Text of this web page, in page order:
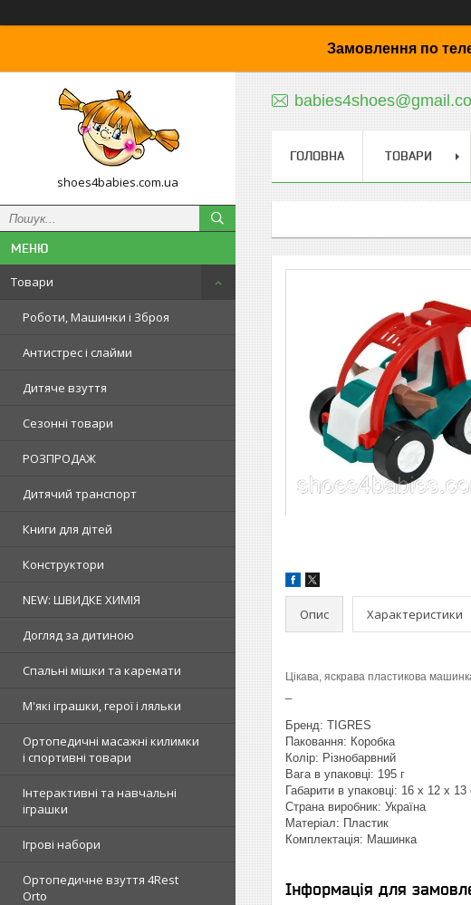
Замовлення по
shoes4babies.com.ua
Товари
Роботи, Машинки і Зброя
Антистрес і слайми
Дитяче взуття
Сезонні товари
РОЗПРОДАЖ
Дитячий транспорт
Книги для дітей
Конструктори
NEW: ШВИДКЕ ХИМІЯ
Догляд за дитиною
Спальні мішки та каремати
М'які іграшки, герої і ляльки
Ортопедичні масажні килимки
і спортивні товари
Інтерактивні та навчальні
іграшки
Ігрові набори
Ортопедичне взуття 4Rest
Orto
ГОЛОВНА ТОВАРИ
Опис Характеристики
Цікава, яскрава пластикова
Бренд: TIGRES
Паковання: Коробка
Колір: Різнобарвний
Вага в упаковці: 195 г
Габарити в упаковці: 16 x 12 x 13
Страна виробник: Україна
Матеріал: Пластик
Комплектація: Машинка
Інформація для